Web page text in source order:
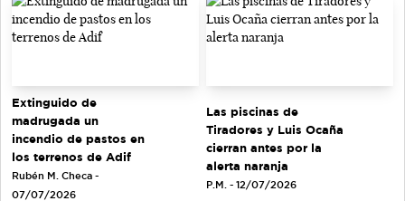
Extinguido de
madrugada un
incendio de pastos en
los terrenos de Adif
Rubén M. Checa -
07/07/2026
Las piscinas de
Tiradores y Luis Ocaña
cierran antes por la
alerta naranja
P.M. - 12/07/2026